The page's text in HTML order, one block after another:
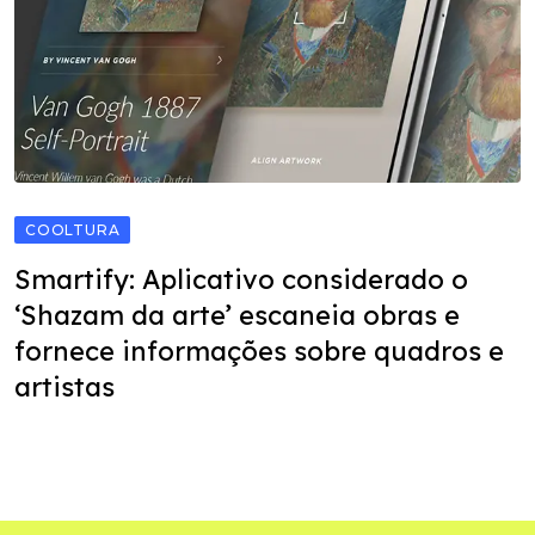
COOLTURA
Smartify: Aplicativo considerado o
‘Shazam da arte’ escaneia obras e
fornece informações sobre quadros e
artistas